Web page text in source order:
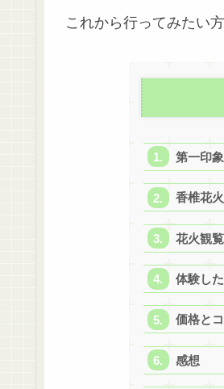
これから行ってみたい
第一印
香椎花
花火観
体験し
価格と
感想